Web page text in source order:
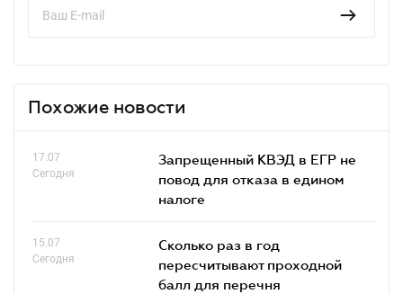
Похожие новости
17.07
Сегодня
Запрещенный КВЭД в ЕГР не
повод для отказа в едином
налоге
15.07
Сегодня
Сколько раз в год
пересчитывают проходной
балл для перечня